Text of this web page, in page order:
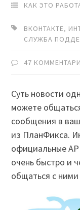
КАК ЭТО
ВКОНТАКТЕ,
СЛУЖБА
47
Суть новости
можете
сообщения в
из ПланФикса.
официальные
очень быстро и
общаться с